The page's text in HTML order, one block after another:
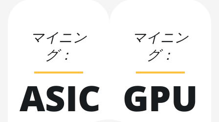
Immersion (300Th)
BITMAIN AntMiner S21 XP+ Hyd
BITMAIN AntMiner S21+
(216Th)
BITMAIN AntMiner S21+ Hyd
マイニン
グ：
ASIC
マイニン
グ：
GPU